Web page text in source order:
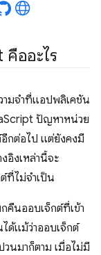
คืออะไร
ามจําที่แอปพลิเคชัน
ปัญหาหน่วย
อีกต่อไป แต่ยังคงมี
อิงเหล่านี้จะ
ที่ไม่จำเป็น
คืนออบเจ็กต์ที่เข้า
ด้แม้ว่าออบเจ็กต์
นมาก็ตาม เมื่อไม่มี